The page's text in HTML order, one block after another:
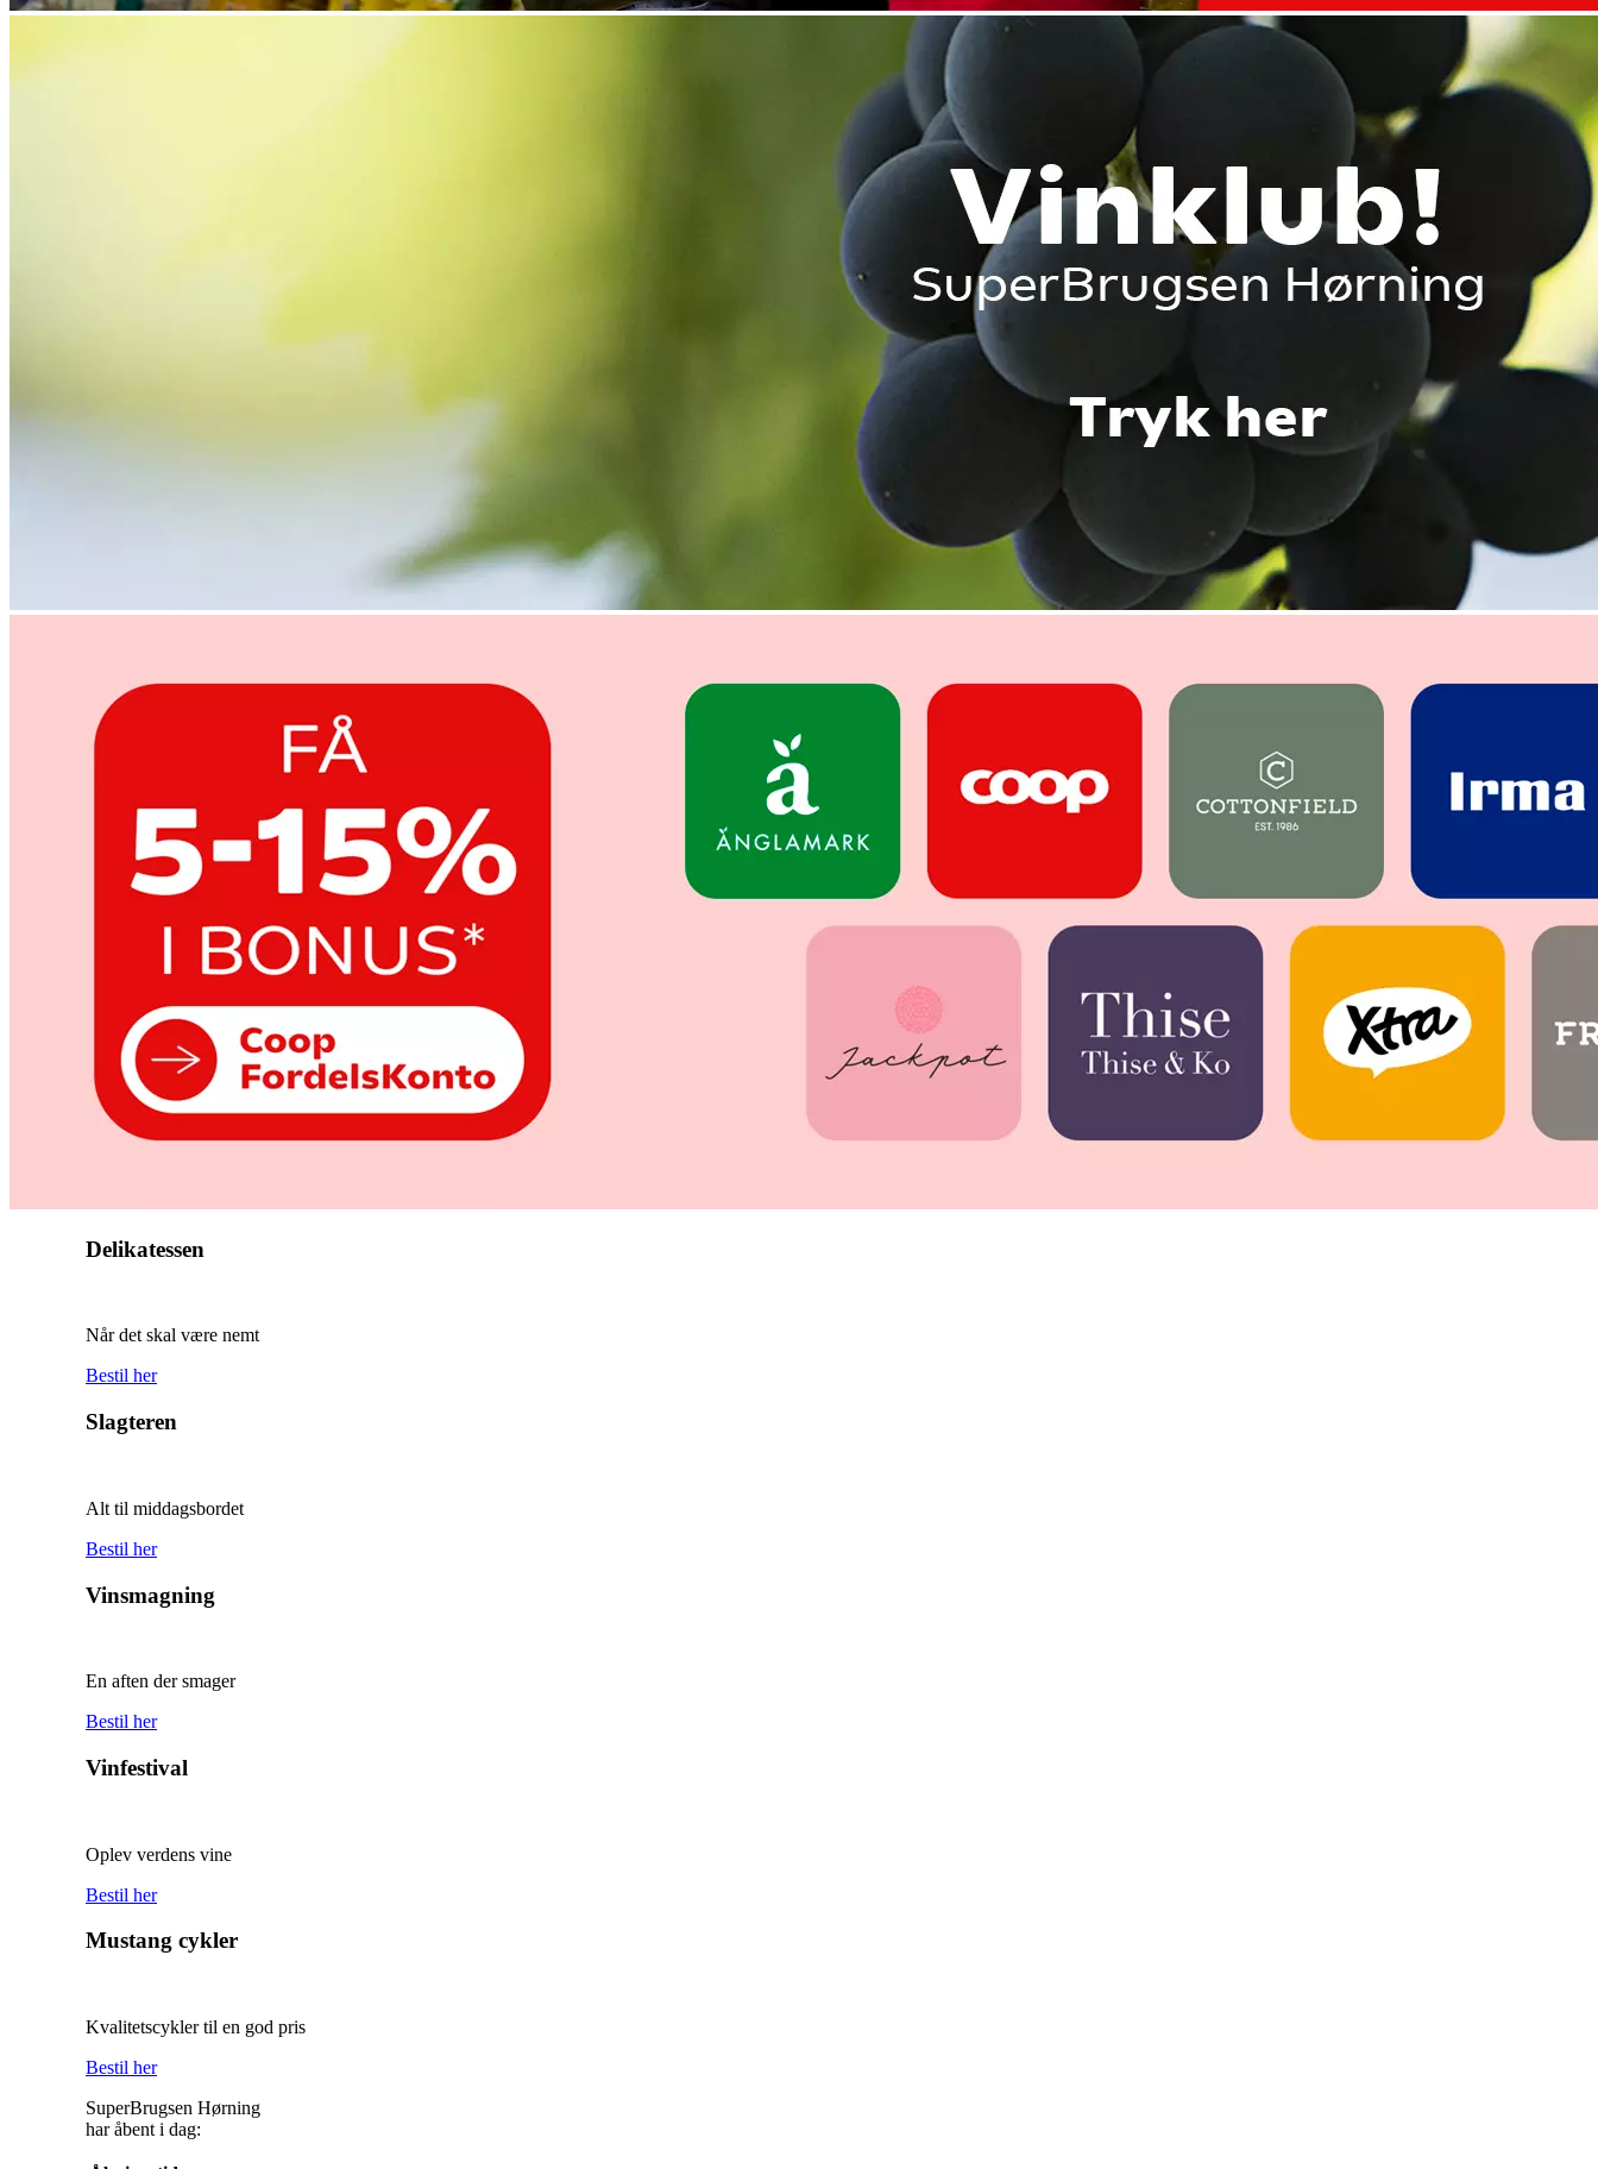
Delikatessen
Når det skal være nemt
Bestil her
Slagteren
Alt til middagsbordet
Bestil her
Vinsmagning
En aften der smager
Bestil her
Vinfestival
Oplev verdens vine
Bestil her
Mustang cykler
Kvalitetscykler til en god pris
Bestil her
SuperBrugsen Hørning
har åbent i dag: